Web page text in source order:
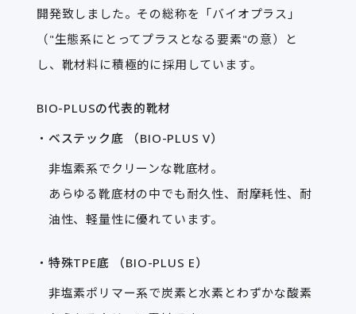
開発致しました。その総称を「バイオプラス」
（"生態系にとってプラスとなる要素"の意）と
し、靴材料に積極的に採用しています。
BIO-PLUSの代表的靴材
ベステック底 （BIO-PLUS V）
非塩素系でクリーンな靴底材。
あらゆる靴底材の中でも耐久性、耐摩耗性、耐
油性、軽量性に優れています。
特殊TPE底 （BIO-PLUS E）
非塩素ポリマー系で炭素と水素とわずかな酸素